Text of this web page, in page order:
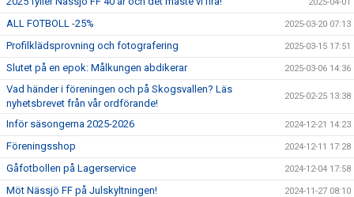
ALL FOTBOLL -25% 2025-03-20 07:13
Profilklädsprovning och fotografering 2025-03-15 17:51
Slutet på en epok: Målkungen abdikerar 2025-03-06 14:36
Vad händer i föreningen och på Skogsvallen? Läs
nyhetsbrevet från vår ordförande!
2025-02-25 13:38
Inför säsongerna 2025-2026 2024-12-21 14:23
Föreningsshop 2024-12-11 17:28
Gåfotbollen på Lagerservice 2024-12-04 17:58
Möt Nässjö FF på Julskyltningen! 2024-11-27 08:10